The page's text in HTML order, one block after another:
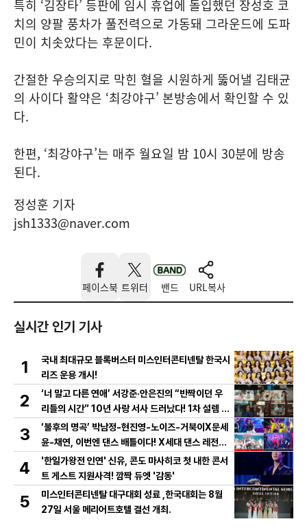
특히 ‘김장타’ 등판에 임시 휴업에 돌입했던 장성호 코
치의 양팔 풍차가 풀전력으로 가동돼 그라운드에 도파
민이 치솟았다는 후문이다.
간절한 우승의지로 막힌 혈을 시원하게 뚫어낼 김태균
의 사이다 활약은 ‘최강야구’ 본방송에서 확인할 수 있
다.
한편, ‘최강야구’는 매주 월요일 밤 10시 30분에 방송
된다.
정성훈 기자
jsh1333@naver.com
페이스북 트위터 밴드 URL복사
실시간 인기 기사
1
국내 최대규모 블록버스터 미스인터콘티넨탈 한국시
리즈 운용 개시!
2
‘너 말고 다른 연애’ 서강준·안은진의 “반짝이던 우
리들의 시간” 10년 사랑 서사 드러났다! 1차 설렘 티
저 영상 공개!
3
‘불후의 명곡’ 박남정-현진영-노이즈-거북이X문세
윤-채연, 이번엔 댄스 배틀이다! X세대 댄스 레전드
총출동! 댄스 본능 깨운다!
4
'한일가왕전 인연' 신유, 콘도 마사히코 첫 내한 콘서
트 게스트 지원사격! 깜짝 듀엣 '감동'
5
미스인터콘티넨탈 대구대회 성료 ,한국대회는 8월
27일 서울 메리어트호텔 결선 개최.